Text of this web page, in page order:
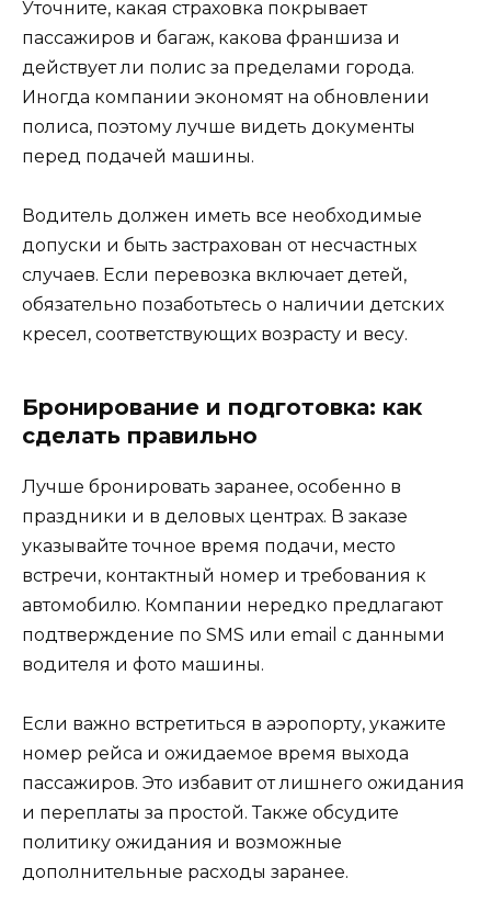
Уточните, какая страховка покрывает
пассажиров и багаж, какова франшиза и
действует ли полис за пределами города.
Иногда компании экономят на обновлении
полиса, поэтому лучше видеть документы
перед подачей машины.
Водитель должен иметь все необходимые
допуски и быть застрахован от несчастных
случаев. Если перевозка включает детей,
обязательно позаботьтесь о наличии детских
кресел, соответствующих возрасту и весу.
Бронирование и подготовка: как
сделать правильно
Лучше бронировать заранее, особенно в
праздники и в деловых центрах. В заказе
указывайте точное время подачи, место
встречи, контактный номер и требования к
автомобилю. Компании нередко предлагают
подтверждение по SMS или email с данными
водителя и фото машины.
Если важно встретиться в аэропорту, укажите
номер рейса и ожидаемое время выхода
пассажиров. Это избавит от лишнего ожидания
и переплаты за простой. Также обсудите
политику ожидания и возможные
дополнительные расходы заранее.